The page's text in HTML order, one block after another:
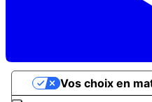
Vos choix en